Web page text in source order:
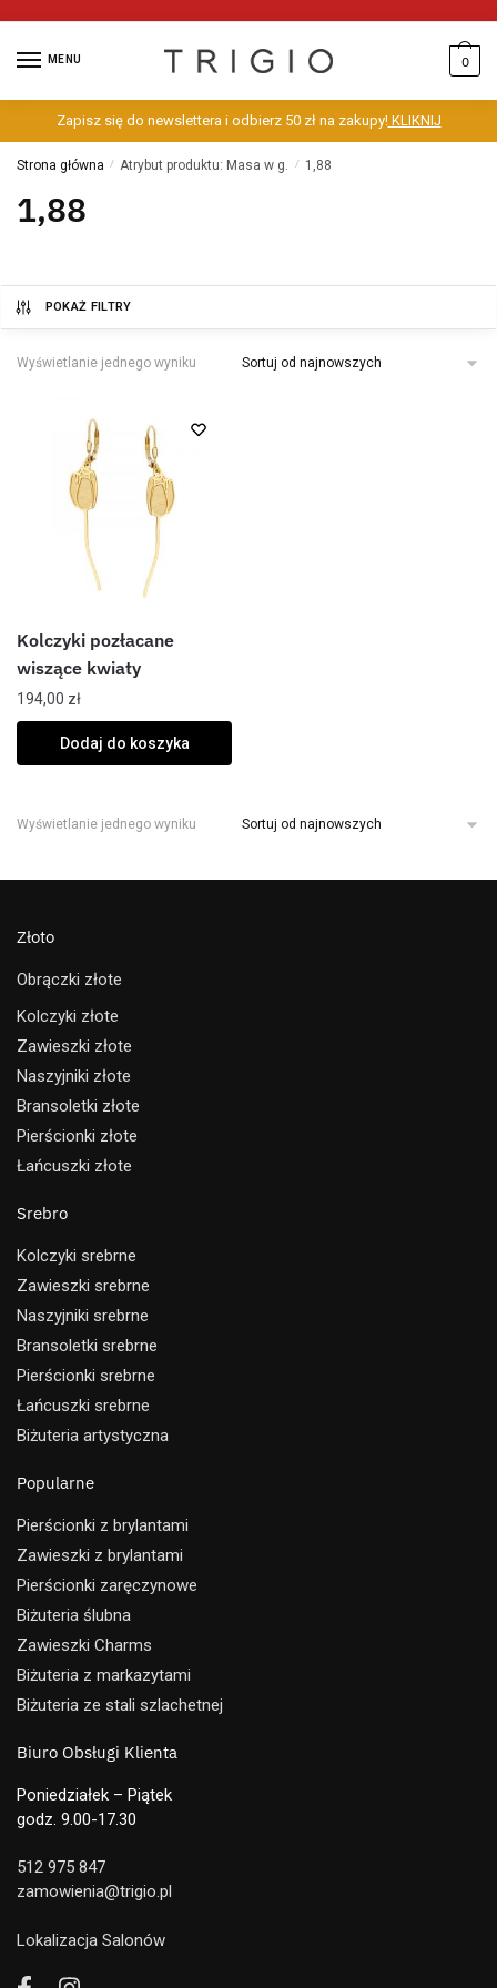
MENU 0
Zapisz się do newslettera i odbierz 50 zł na zakupy!KLIKNIJ
Strona główna / Atrybut produktu: Masa w g. / 1,88
1,88
POKAŻ FILTRY
Wyświetlanie jednego wyniku
Kolczyki pozłacane
wiszące kwiaty
194,00 zł
Dodaj do koszyka
Wyświetlanie jednego wyniku
Złoto
Obrączki złote
Kolczyki złote
Zawieszki złote
Naszyjniki złote
Bransoletki złote
Pierścionki złote
Łańcuszki złote
Srebro
Kolczyki srebrne
Zawieszki srebrne
Naszyjniki srebrne
Bransoletki srebrne
Pierścionki srebrne
Łańcuszki srebrne
Biżuteria artystyczna
Popularne
Pierścionki z brylantami
Zawieszki z brylantami
Pierścionki zaręczynowe
Biżuteria ślubna
Zawieszki Charms
Biżuteria z markazytami
Biżuteria ze stali szlachetnej
Biuro Obsługi Klienta
Poniedziałek – Piątek
godz. 9.00-17.30
512 975 847
zamowienia@trigio.pl
Lokalizacja Salonów